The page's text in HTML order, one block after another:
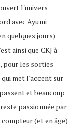
l'univers
avec Ayumi
quelques jours)
ainsi que CKJ à
pour les sorties
qui met l'accent sur
et beaucoup
passionnée par
(et en âge)